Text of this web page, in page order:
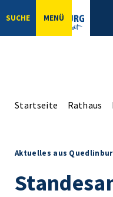
SUCHE MENÜ
Startseite Rathaus
Aktuelles aus